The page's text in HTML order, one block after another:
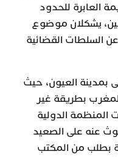
العابرة للحدود
يشكلان موضوع
السلطات القضائية
بمدينة العيون، حيث
بطريقة غير
المنظمة الدولية
عنه على الصعيد
بطلب من المكتب